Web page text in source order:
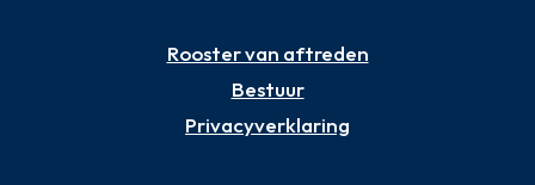
Rooster van aftreden
Bestuur
Privacyverklaring